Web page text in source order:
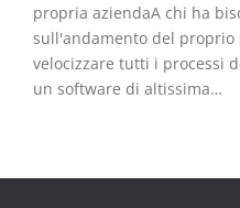
propria aziendaA chi ha
sull'andamento del proprio
velocizzare tutti i processi
un software di altissima…